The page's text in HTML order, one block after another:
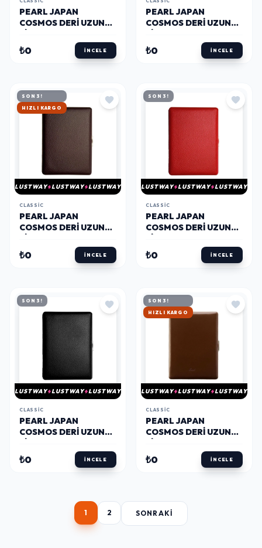
PEARL JAPAN
COSMOS DERI UZUN
NOBLESSE TURKUAZ
9LU
₺0 İNCELE
PEARL JAPAN
COSMOS DERI UZUN
NOBLESSE LACI 9LU
₺0 İNCELE
SON 3!
HIZLI KARGO
LUSTWAY LUSTWAY LUSTWAY
CLASSIC
PEARL JAPAN
COSMOS DERI UZUN
NOBLESSE KAHVE 9LU
₺0 İNCELE
SON 3!
LUSTWAY LUSTWAY LUSTWAY
CLASSIC
PEARL JAPAN
COSMOS DERI UZUN
NOBLESSE KIRMIZI
9LU
₺0 İNCELE
SON 3!
LUSTWAY LUSTWAY LUSTWAY
CLASSIC
PEARL JAPAN
COSMOS DERI UZUN
NOBLESSE SIYAH 9LU
₺0 İNCELE
SON 3!
HIZLI KARGO
LUSTWAY LUSTWAY LUSTWAY
CLASSIC
PEARL JAPAN
COSMOS DERI UZUN
DÜZ KAHVE 9LU
₺0 İNCELE
1 2 SONRAKI